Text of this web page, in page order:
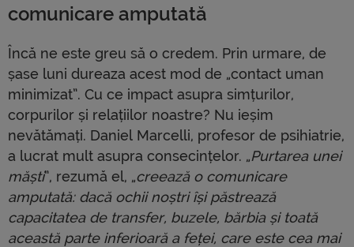
comunicare amputată
Încă ne este greu să o credem. Prin urmare, de
șase luni dureaza acest mod de „contact uman
minimizat”. Cu ce ​​impact asupra simțurilor,
corpurilor și relațiilor noastre? Nu ieșim
nevătămați. Daniel Marcelli, profesor de psihiatrie,
a lucrat mult asupra consecințelor. „Purtarea unei
măști”, rezumă el, „creează o comunicare
amputată: dacă ochii noștri își păstrează
capacitatea de transfer, buzele, bărbia și toată
această parte inferioară a feței, care este cea mai